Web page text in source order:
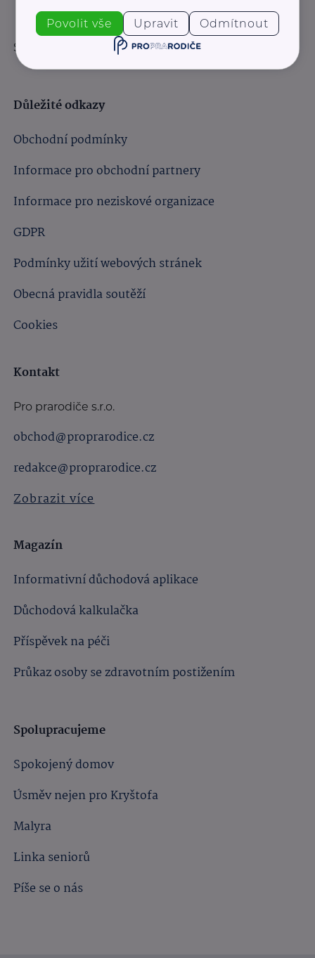
Sledujte nás:
Důležité odkazy
Obchodní podmínky
Informace pro obchodní partnery
Informace pro neziskové organizace
GDPR
Podmínky užití webových stránek
Obecná pravidla soutěží
Cookies
Kontakt
Pro prarodiče s.r.o.
obchod@proprarodice.cz
redakce@proprarodice.cz
Zobrazit více
Magazín
Informativní důchodová aplikace
Důchodová kalkulačka
Příspěvek na péči
Průkaz osoby se zdravotním postižením
Spolupracujeme
Spokojený domov
Úsměv nejen pro Kryštofa
Malyra
Linka seniorů
Píše se o nás
Povolit vše Upravit Odmítnout